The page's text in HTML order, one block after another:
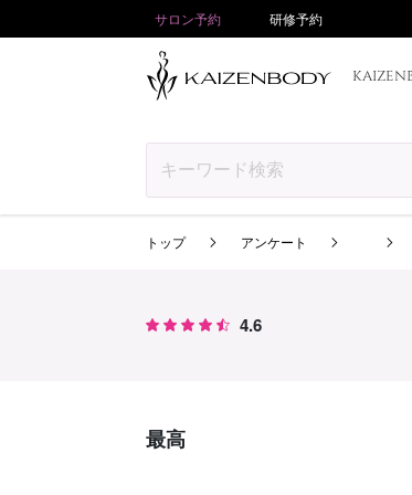
サロン予約 研修予約
トップ アンケート
4.6
最高